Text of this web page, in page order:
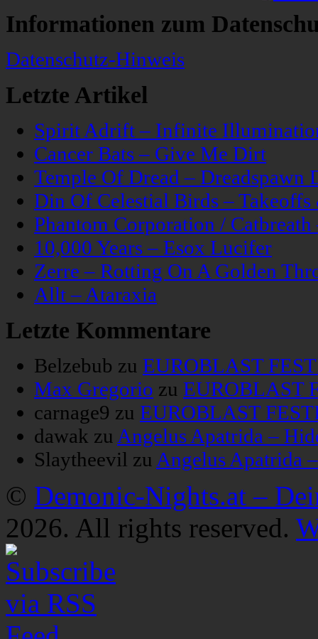
Informationen zum
Datenschutz-Hinweis
Letzte Artikel
Spirit Adrift – Infinite
Cancer Bats – Give Me Dirt
Temple Of Dread – Dreadspawn
Din Of Celestial Birds –
Phantom Corporation /
10,000 Years – Esox Lucifer
Zerre – Rotting On A Golden
Allt – Ataraxia
Letzte Kommentare
Belzebub zu EUROBLAST
Max Gregorio zu EUROBLAST
carnage9 zu EUROBLAST
dawak zuAngelus Apatrida –
Slaytheevil zuAngelus Apatrida
© Demonic-Nights.at –
2026. All rights reserved.